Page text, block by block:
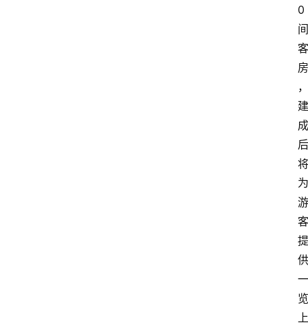
0
间
客
房
，
建
成
后
将
为
游
客
提
供
一
览
上